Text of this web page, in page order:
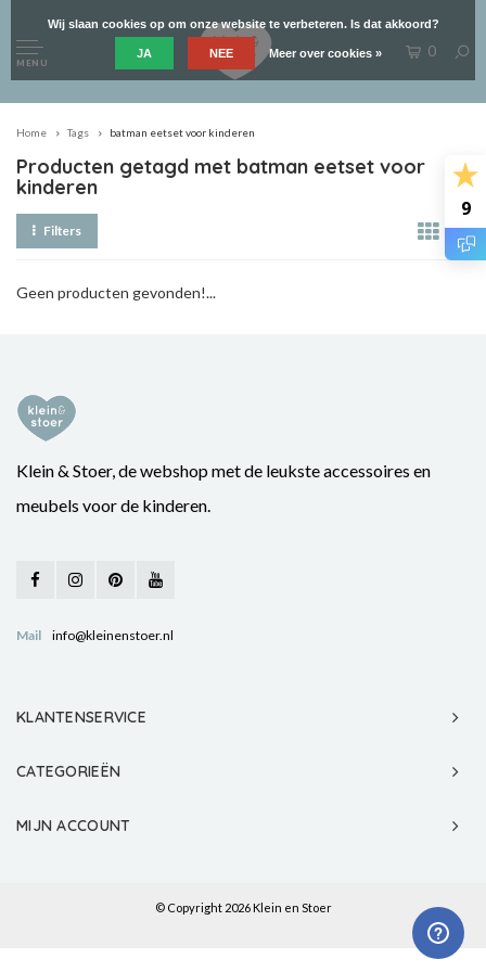
9
MENU
0
Home Tags batman eetset voor kinderen
Producten getagd met batman eetset voor
kinderen
Filters
Geen producten gevonden!...
Klein & Stoer, de webshop met de leukste accessoires en
meubels voor de kinderen.
Mail info@kleinenstoer.nl
KLANTENSERVICE
CATEGORIEËN
MIJN ACCOUNT
© Copyright 2026 Klein en Stoer
Wij slaan cookies op om onze website te verbeteren. Is dat akkoord?
JA NEE Meer over cookies »